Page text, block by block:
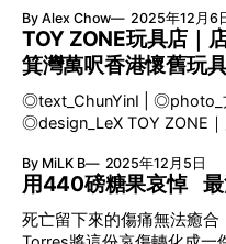
在市中心發展文化資產
田憲嗣收藏之路：買椅成癮？ 付清之後，他又購入第
買到第7、8張時曾想過停
買；買到近30張時，再遷至
頭永遠沒錢。某日讀幼稚園
生，卻發現錢包裡只剩100
椅子；然而女兒恢復健康後，他
親身拜訪家具巨匠
黑白兩色的ROG Xbox Ally
外，外型上更似手掣，在
以，今次筆者今次實測2部新
從畢業後，打機時間不像
得過於有儀式感，感覺要花
想。因此筆者之前入手了上
玩Steam或者Xbox Game
日街出的偷閒工具，有時更
門掌上遊戲機如Steam
作。 上一代ROG Ally X或Z1 Extreme雖然可以玩3A大作及其
By Alex Chow 2025年12月6
TOY ZONE玩具店
箕灣萬呎香港懷舊玩
◎text_ChunYinⅠ | ◎photo_
◎design_LeX TOY ZONE｜店主Raymond的懷舊玩具情結 回
舖、環境氣氛和定價高人一
寧等連鎖護理店也設有專屬
即買的方便程度，並非今天
美。 正如不少玩具愛好者，RAYMOND自小便受到六至八十年
By MiLK B 2025年12月5日
用440磅糖果哀悼 最
死亡留下來的傷痛無法癒